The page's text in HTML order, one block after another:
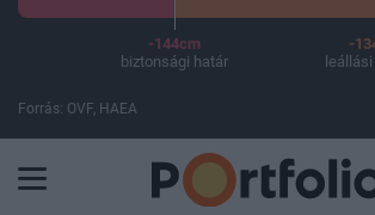
-144cm
biztonsági határ
-
Forrás: OVF, HAEA